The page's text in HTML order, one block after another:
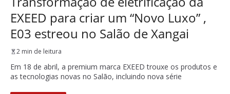
EXEED para criar um “Novo Luxo” ,
E03 estreou no Salão de Xangai
2 min de leitura
Em 18 de abril, a premium marca EXEED trouxe os produtos e
as tecnologias novas no Salão, incluindo nova série